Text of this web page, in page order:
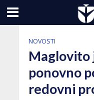
NOVOSTI
Maglovito
ponovno
redovni